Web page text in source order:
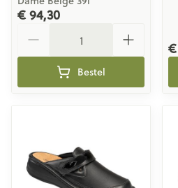
€ 94,30
Bestel